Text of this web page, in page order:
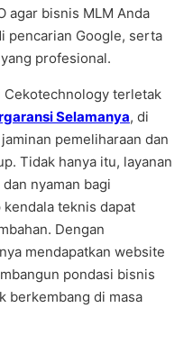
agar bisnis MLM Anda
pencarian Google, serta
profesional.
Cekotechnology terletak
Selamanya, di
pemeliharaan dan
Tidak hanya itu, layanan
nyaman bagi
kendala teknis dapat
Dengan
mendapatkan website
pondasi bisnis
berkembang di masa